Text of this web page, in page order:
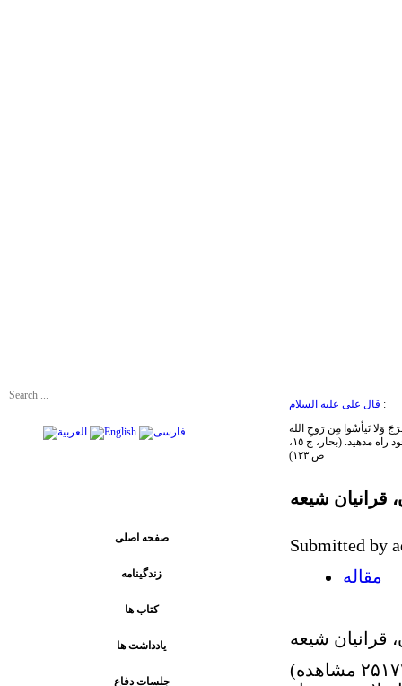
قال علی علیه السلام :
همواره در انتظار باشید و یأس و ناامیدی از رحمت خدا به خود راه مدهید. (بحار، ج ١٥،
ص ١٢٣)
صفحه اصلی
زندگینامه
کتاب ها
يادداشت ها
جلسات دفاع
قرانیان شیعه
Submitted by
مقاله
قرانیان شیعه